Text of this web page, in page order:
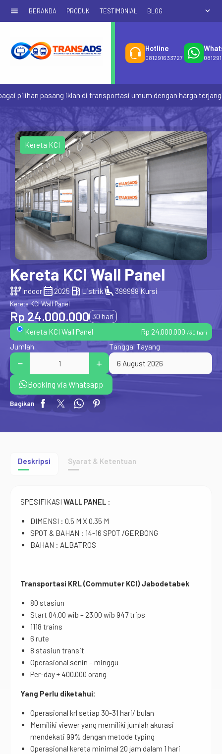
menu BERANDA PRODUK TESTIMONIAL BLOG expand_more
Hotline
081291633727
pilihan pasang iklan di transportasi umum dengan harga terjangkau
Kereta KCI
Kereta KCI Wall Panel
auto_transmissionIndoorcalendar_month 2025 local_gas_station Listrikairline_seat_recline_extra 399998 Kursi
Kereta KCI Wall Panel
Rp 24.000.000 30 hari
Kereta KCI Wall Panel
Rp 24.000.000 /30 hari
Jumlah Tanggal Tayang
Booking via Whatsapp
Bagikan
Deskripsi Syarat & Ketentuan
SPESIFIKASI WALL PANEL :
DIMENSI : 0.5 M X 0.35 M
SPOT & BAHAN : 14-16 SPOT /GERBONG
BAHAN : ALBATROS
Transportasi KRL (Commuter KCI) Jabodetabek
80 stasiun
Start 04.00 wib – 23.00 wib 947 trips
1118 trains
6 rute
8 stasiun transit
Operasional senin – minggu
Per-day + 400.000 orang
Yang Perlu diketahui:
Operasional krl setiap 30-31 hari/ bulan
Memiliki viewer yang memiliki jumlah akurasi
mendekati 99% dengan metode typing
Operasional kereta minimal 20 jam dalam 1 hari